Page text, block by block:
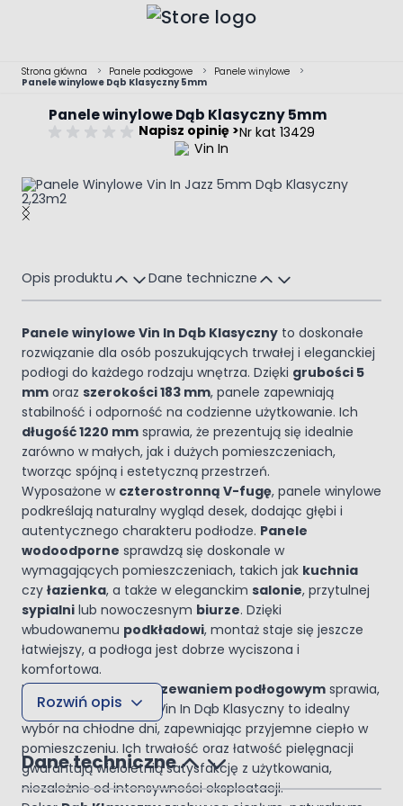
Strona główna > Panele podłogowe > Panele winylowe
>
Panele winylowe Dąb Klasyczny 5mm
Panele winylowe Dąb Klasyczny 5mm
Napisz opinię >Nr kat 13429
Main image
Click to view image in fullscreen
Opis produktu Dane techniczne
Panele winylowe Vin In Dąb Klasyczny to doskonałe
rozwiązanie dla osób poszukujących trwałej i eleganckiej
podłogi do każdego rodzaju wnętrza. Dzięki grubości 5
mm oraz szerokości 183 mm, panele zapewniają
stabilność i odporność na codzienne użytkowanie. Ich
długość 1220 mm sprawia, że prezentują się idealnie
zarówno w małych, jak i dużych pomieszczeniach,
tworząc spójną i estetyczną przestrzeń.
Wyposażone w czterostronną V-fugę, panele winylowe
podkreślają naturalny wygląd desek, dodając głębi i
autentycznego charakteru podłodze. Panele
wodoodporne sprawdzą się doskonale w
wymagających pomieszczeniach, takich jak kuchnia
czy łazienka, a także w eleganckim salonie, przytulnej
sypialni lub nowoczesnym biurze. Dzięki
wbudowanemu podkładowi, montaż staje się jeszcze
łatwiejszy, a podłoga jest dobrze wyciszona i
komfortowa.
Kompatybilność zogrzewaniem podłogowym sprawia,
żepanele winylowe
Vin In Dąb Klasyczny to idealny
wybór na chłodne dni, zapewniając przyjemne ciepło w
pomieszczeniu. Ich trwałość oraz łatwość pielęgnacji
gwarantują wieloletnią satysfakcję z użytkowania,
niezależnie od intensywności eksploatacji.
Rozwiń opis
Dane techniczne